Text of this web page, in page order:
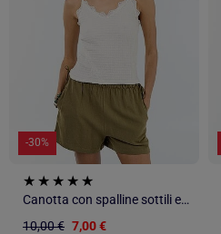
-30%
Canotta con spalline sottili e pizzo
10,00 € 7,00 €